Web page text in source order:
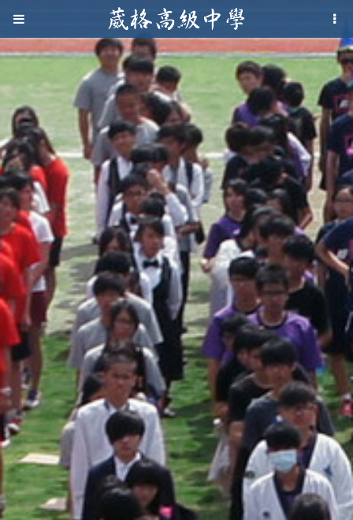
Jump to navigation
葳
高
級
中
學
葳
格
國
際．
國
際
葳
格。
培
養
具
國
際